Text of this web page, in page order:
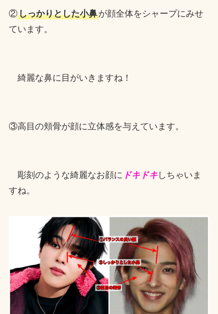
②しっかりとした小鼻が顔全体をシャープにみせ
ています。
綺麗な鼻に目がいきますね！
③高目の頬骨が顔に立体感を与えています。
彫刻のような綺麗なお顔に ドキドキしちゃいま
すね。